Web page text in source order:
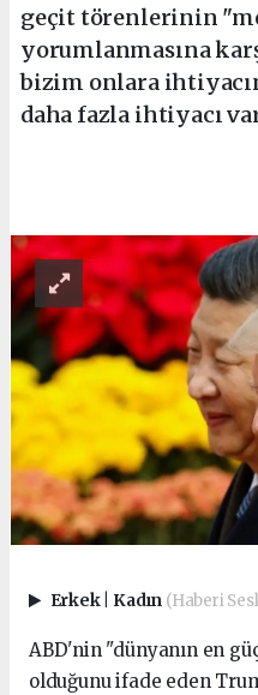
geçit törenlerinin
yorumlanmasına
bizim onlara
daha fazla ihtiyacı
Erkek Kadın (Haberi
ABD'nin "dünyanın en
olduğunu ifade eden